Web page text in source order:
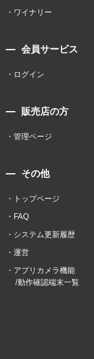
ワイナリー
会員サービス
ログイン
販売店の方
管理ページ
その他
トップページ
FAQ
システム更新履歴
運営
アプリカメラ機能
/動作確認端末一覧